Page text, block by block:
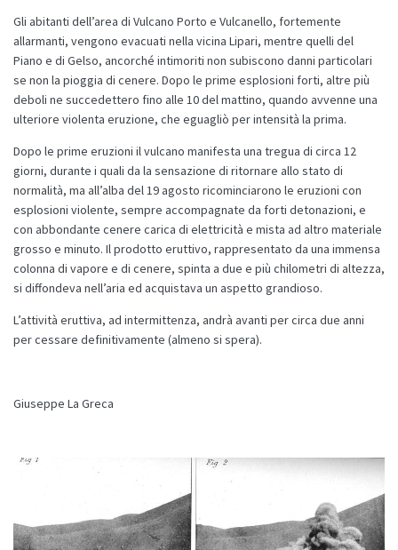
Gli abitanti dell’area di Vulcano Porto e Vulcanello, fortemente
allarmanti, vengono evacuati nella vicina Lipari, mentre quelli del
Piano e di Gelso, ancorché intimoriti non subiscono danni particolari
se non la pioggia di cenere. Dopo le prime esplosioni forti, altre più
deboli ne succedettero fino alle 10 del mattino, quando avvenne una
ulteriore violenta eruzione, che eguagliò per intensità la prima.
Dopo le prime eruzioni il vulcano manifesta una tregua di circa 12
giorni, durante i quali da la sensazione di ritornare allo stato di
normalità, ma all’alba del 19 agosto ricominciarono le eruzioni con
esplosioni violente, sempre accompagnate da forti detonazioni, e
con abbondante cenere carica di elettricità e mista ad altro materiale
grosso e minuto. Il prodotto eruttivo, rappresentato da una immensa
colonna di vapore e di cenere, spinta a due e più chilometri di altezza,
si diffondeva nell’aria ed acquistava un aspetto grandioso.
L’attività eruttiva, ad intermittenza, andrà avanti per circa due anni
per cessare definitivamente (almeno si spera).
Giuseppe La Greca